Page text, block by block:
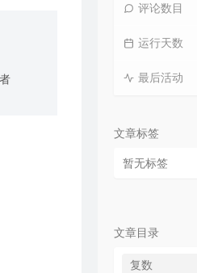
评论数目
运行天数
最后活动
文章标签
暂无标签
文章目录
复数